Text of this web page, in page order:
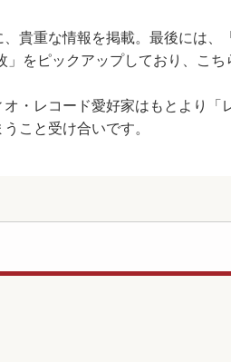
貴重な情報を掲載。最後には、
をピックアップしており、こち
・レコード愛好家はもとより「
こと受け合いです。